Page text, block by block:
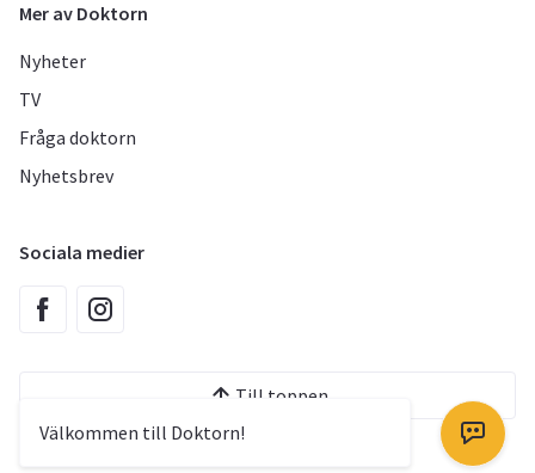
Välkommen till Doktorn!
Mer av Doktorn
Nyheter
TV
Fråga doktorn
Nyhetsbrev
Sociala medier
Till toppen